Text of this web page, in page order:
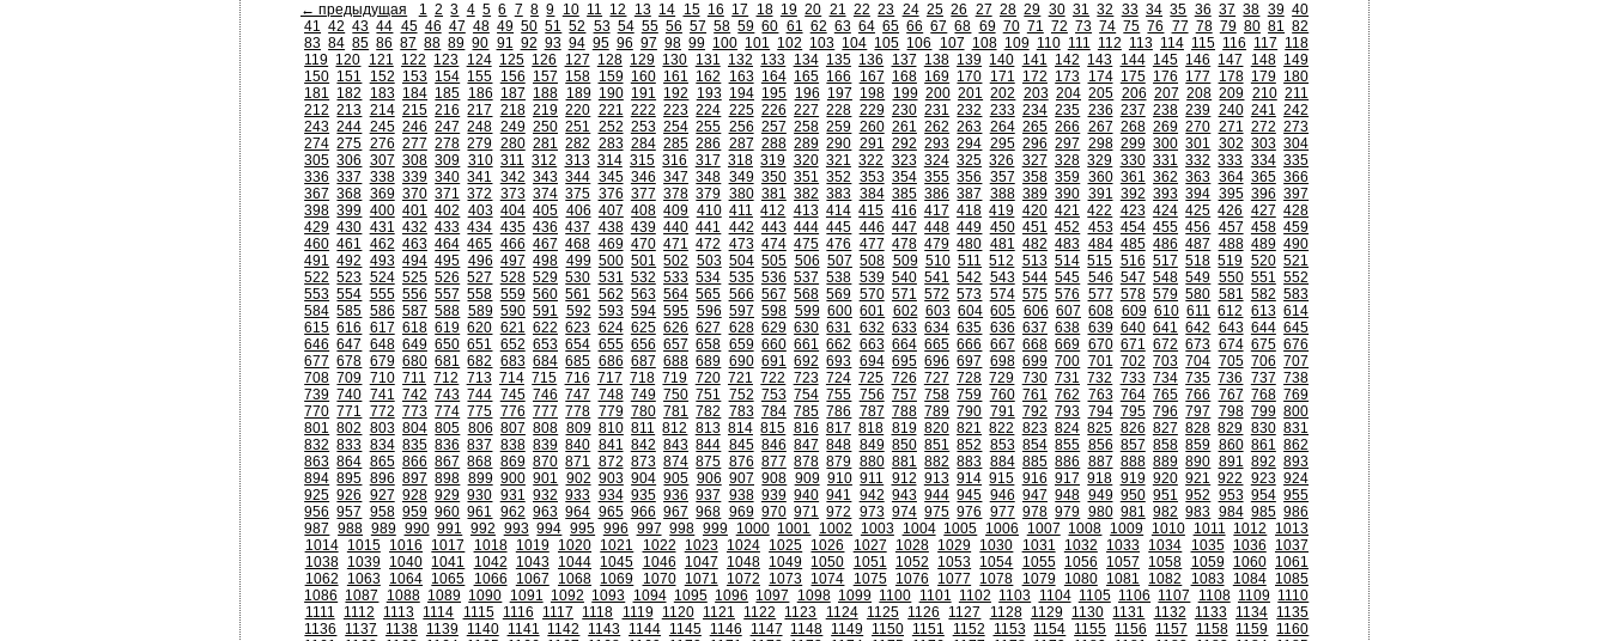
← предыдущая 1 2 3 4 5 6 7 8 9 10 11 12 13 14 15 16 17 18 19 20 21 22 23 24 25 26 27 28 29 30 31 32 33 34 35 36 37 38 39 40
41 42 43 44 45 46 47 48 49 50 51 52 53 54 55 56 57 58 59 60 61 62 63 64 65 66 67 68 69 70 71 72 73 74 75 76 77 78 79 80 81 82
83 84 85 86 87 88 89 90 91 92 93 94 95 96 97 98 99 100 101 102 103 104 105 106 107 108 109 110 111 112 113 114 115 116 117 118
119 120 121 122 123 124 125 126 127 128 129 130 131 132 133 134 135 136 137 138 139 140 141 142 143 144 145 146 147 148 149
150 151 152 153 154 155 156 157 158 159 160 161 162 163 164 165 166 167 168 169 170 171 172 173 174 175 176 177 178 179 180
181 182 183 184 185 186 187 188 189 190 191 192 193 194 195 196 197 198 199 200 201 202 203 204 205 206 207 208 209 210 211
212 213 214 215 216 217 218 219 220 221 222 223 224 225 226 227 228 229 230 231 232 233 234 235 236 237 238 239 240 241 242
243 244 245 246 247 248 249 250 251 252 253 254 255 256 257 258 259 260 261 262 263 264 265 266 267 268 269 270 271 272 273
274 275 276 277 278 279 280 281 282 283 284 285 286 287 288 289 290 291 292 293 294 295 296 297 298 299 300 301 302 303 304
305 306 307 308 309 310 311 312 313 314 315 316 317 318 319 320 321 322 323 324 325 326 327 328 329 330 331 332 333 334 335
336 337 338 339 340 341 342 343 344 345 346 347 348 349 350 351 352 353 354 355 356 357 358 359 360 361 362 363 364 365 366
367 368 369 370 371 372 373 374 375 376 377 378 379 380 381 382 383 384 385 386 387 388 389 390 391 392 393 394 395 396 397
398 399 400 401 402 403 404 405 406 407 408 409 410 411 412 413 414 415 416 417 418 419 420 421 422 423 424 425 426 427 428
429 430 431 432 433 434 435 436 437 438 439 440 441 442 443 444 445 446 447 448 449 450 451 452 453 454 455 456 457 458 459
460 461 462 463 464 465 466 467 468 469 470 471 472 473 474 475 476 477 478 479 480 481 482 483 484 485 486 487 488 489 490
491 492 493 494 495 496 497 498 499 500 501 502 503 504 505 506 507 508 509 510 511 512 513 514 515 516 517 518 519 520 521
522 523 524 525 526 527 528 529 530 531 532 533 534 535 536 537 538 539 540 541 542 543 544 545 546 547 548 549 550 551 552
553 554 555 556 557 558 559 560 561 562 563 564 565 566 567 568 569 570 571 572 573 574 575 576 577 578 579 580 581 582 583
584 585 586 587 588 589 590 591 592 593 594 595 596 597 598 599 600 601 602 603 604 605 606 607 608 609 610 611 612 613 614
615 616 617 618 619 620 621 622 623 624 625 626 627 628 629 630 631 632 633 634 635 636 637 638 639 640 641 642 643 644 645
646 647 648 649 650 651 652 653 654 655 656 657 658 659 660 661 662 663 664 665 666 667 668 669 670 671 672 673 674 675 676
677 678 679 680 681 682 683 684 685 686 687 688 689 690 691 692 693 694 695 696 697 698 699 700 701 702 703 704 705 706 707
708 709 710 711 712 713 714 715 716 717 718 719 720 721 722 723 724 725 726 727 728 729 730 731 732 733 734 735 736 737 738
739 740 741 742 743 744 745 746 747 748 749 750 751 752 753 754 755 756 757 758 759 760 761 762 763 764 765 766 767 768 769
770 771 772 773 774 775 776 777 778 779 780 781 782 783 784 785 786 787 788 789 790 791 792 793 794 795 796 797 798 799 800
801 802 803 804 805 806 807 808 809 810 811 812 813 814 815 816 817 818 819 820 821 822 823 824 825 826 827 828 829 830 831
832 833 834 835 836 837 838 839 840 841 842 843 844 845 846 847 848 849 850 851 852 853 854 855 856 857 858 859 860 861 862
863 864 865 866 867 868 869 870 871 872 873 874 875 876 877 878 879 880 881 882 883 884 885 886 887 888 889 890 891 892 893
894 895 896 897 898 899 900 901 902 903 904 905 906 907 908 909 910 911 912 913 914 915 916 917 918 919 920 921 922 923 924
925 926 927 928 929 930 931 932 933 934 935 936 937 938 939 940 941 942 943 944 945 946 947 948 949 950 951 952 953 954 955
956 957 958 959 960 961 962 963 964 965 966 967 968 969 970 971 972 973 974 975 976 977 978 979 980 981 982 983 984 985 986
987 988 989 990 991 992 993 994 995 996 997 998 999 1000 1001 1002 1003 1004 1005 1006 1007 1008 1009 1010 1011 1012
1013
1014 1015 1016 1017 1018 1019 1020 1021 1022 1023 1024 1025 1026 1027 1028 1029 1030 1031 1032 1033 1034 1035 1036
1037
1038 1039 1040 1041 1042 1043 1044 1045 1046 1047 1048 1049 1050 1051 1052 1053 1054 1055 1056 1057 1058 1059 1060 1061
1062
1063 1064 1065 1066 1067 1068 1069 1070 1071 1072 1073 1074 1075 1076 1077 1078 1079 1080 1081 1082 1083 1084 1085
1086 1087 1088 1089 1090 1091 1092 1093 1094 1095 1096 1097 1098 1099 1100 1101 1102 1103 1104 1105 1106 1107 1108 1109 1110
1111
1112 1113 1114 1115 1116 1117 1118 1119 1120 1121 1122 1123 1124 1125 1126 1127 1128 1129 1130 1131 1132 1133 1134 1135
1136
1137 1138 1139 1140 1141 1142 1143 1144 1145 1146 1147 1148 1149 1150 1151 1152 1153 1154 1155 1156 1157 1158 1159 1160